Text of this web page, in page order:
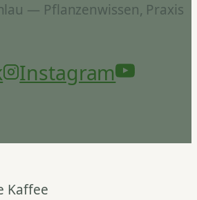
— Pflanzenwissen, Praxis
Instagram
Kaffee